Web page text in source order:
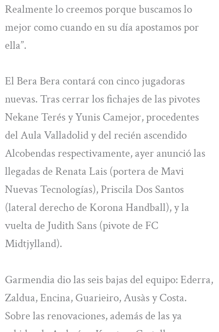
Realmente lo creemos porque buscamos lo
mejor como cuando en su día apostamos por
ella”.
El Bera Bera contará con cinco jugadoras
nuevas. Tras cerrar los fichajes de las pivotes
Nekane Terés y Yunis Camejor, procedentes
del Aula Valladolid y del recién ascendido
Alcobendas respectivamente, ayer anunció las
llegadas de Renata Lais (portera de Mavi
Nuevas Tecnologías), Priscila Dos Santos
(lateral derecho de Korona Handball), y la
vuelta de Judith Sans (pivote de FC
Midtjylland).
Garmendia dio las seis bajas del equipo: Ederra,
Zaldua, Encina, Guarieiro, Ausàs y Costa.
Sobre las renovaciones, además de las ya